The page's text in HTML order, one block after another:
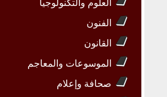
العلوم والتكنولوجيا
الفنون
القانون
الموسوعات والمعاجم
صحافة وإعلام